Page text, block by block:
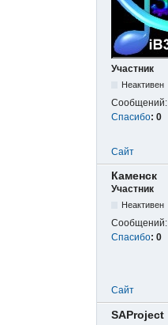
Участник
Неактивен
Сообщений:
Спасибо: 0
Сайт
Каменск
Участник
Неактивен
Сообщений:
Спасибо: 0
Сайт
SAProject